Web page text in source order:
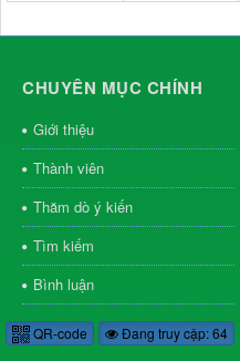
CHUYÊN MỤC CHÍNH
Giới thiệu
Thành viên
Thăm dò ý kiến
Tìm kiếm
Bình luận
QR-code Đang truy cập: 64